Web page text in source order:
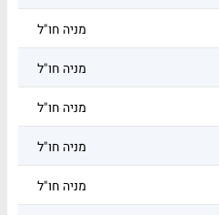
מניה חו"ל
מניה חו"ל
מניה חו"ל
מניה חו"ל
מניה חו"ל